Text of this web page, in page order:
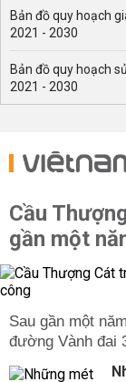
Bản đồ quy hoạch
2021 - 2030
Bản đồ quy hoạch
2021 - 2030
Cầu
gần một
Sau gần một
đường Vành đai